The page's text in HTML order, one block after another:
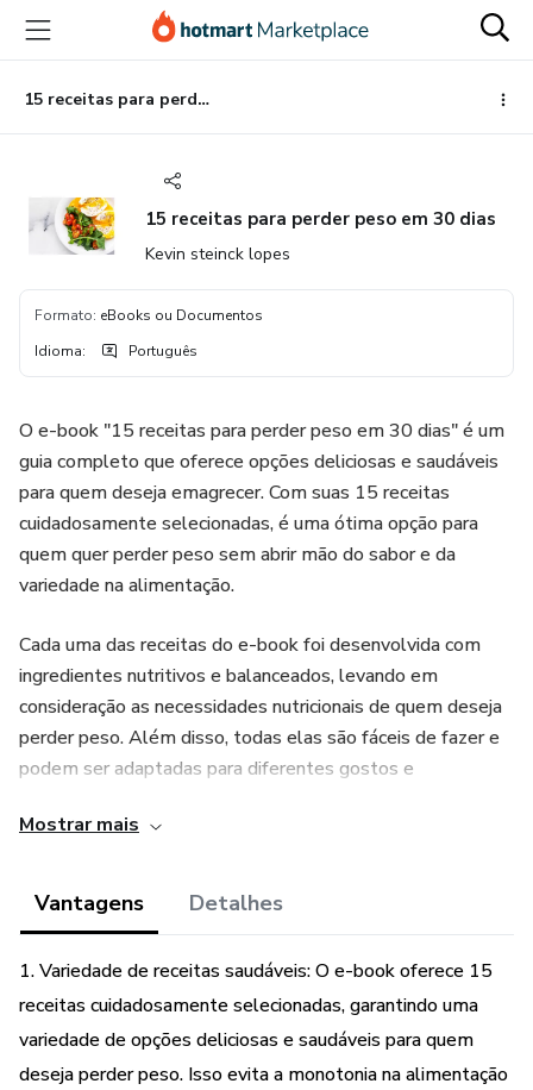
para
conteúdo
principal
para
pagamento
para
rodapé
15 receitas para perder peso em 30 dias
15 receitas para perder peso em 30 dias
Kevin steinck lopes
Formato: eBooks ou Documentos
Idioma: Português
O e-book "15 receitas para perder peso em 30 dias" é um
guia completo que oferece opções deliciosas e saudáveis ​​
para quem deseja emagrecer. Com suas 15 receitas
cuidadosamente selecionadas, é uma ótima opção para
quem quer perder peso sem abrir mão do sabor e da
variedade na alimentação.
Cada uma das receitas do e-book foi desenvolvida com
ingredientes nutritivos e balanceados, levando em
consideração as necessidades nutricionais de quem deseja
perder peso. Além disso, todas elas são fáceis de fazer e
podem ser adaptadas para diferentes gostos e
se manter motivado e focado em seu objetivo de perder
peso em 30 dias. Além disso, ele também fornece
saudável e equilibrada para a saúde em geral.
Se você está procurando uma maneira deliciosa e saudável
de perder peso e melhorar sua saúde, o e-book "15
Mostrar mais
Vantagens Detalhes
1. Variedade de receitas saudáveis: O e-book oferece 15
receitas cuidadosamente selecionadas, garantindo uma
variedade de opções deliciosas e saudáveis para quem
deseja perder peso. Isso evita a monotonia na alimentação